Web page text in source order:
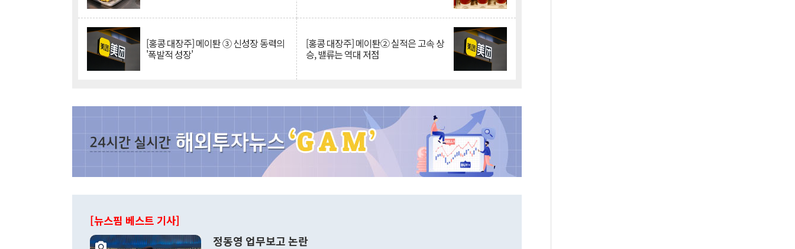
[홍콩 대장주] 메이퇀 ③ 신성장 동력의
'폭발적 성장'
[홍콩 대장주] 메이퇀② 실적은 고속 상
승, 밸류는 역대 저점
[뉴스핌 베스트 기사]
정동영 업무보고 논란